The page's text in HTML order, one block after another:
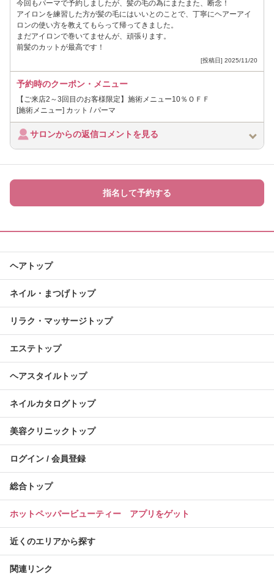
今回もパーマで予約しましたが、髪の毛の為にまたまた、断念！
アイロンを練習した方が髪の毛にはいいとのことで、丁寧にヘアーアイ
ロンの使い方を教えてもらって帰ってきました。
まだアイロンで巻いてませんが、頑張ります。
前髪のカットが最高です！
[投稿日] 2025/11/20
予約時のクーポン・メニュー
【ご来店2～3回目のお客様限定】施術メニュー10％ＯＦＦ
[施術メニュー] カット / パーマ
サロンからの返信コメントを見る
指名して予約する
ヘアトップ
ネイル・まつげトップ
リラク・マッサージトップ
エステトップ
ヘアスタイルトップ
ネイルカタログトップ
美容クリニックトップ
ログイン / 会員登録
総合トップ
ホットペッパービューティー アプリをゲット
近くのエリアから探す
関連リンク